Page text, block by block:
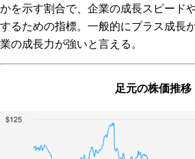
かを示す割合で、企業の成長スピード
するための指標。一般的にプラス成長
業の成長力が強いと言える。
足元の株価推移